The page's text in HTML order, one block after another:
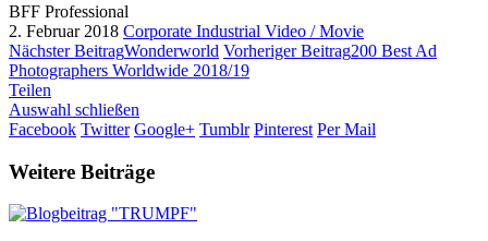
BFF Professional
2. Februar 2018 Corporate Industrial Video / Movie
Nächster BeitragWonderworld Vorheriger Beitrag200 Best Ad
Photographers Worldwide 2018/19
Teilen
Auswahl schließen
Facebook Twitter Google+ Tumblr Pinterest Per Mail
Weitere Beiträge